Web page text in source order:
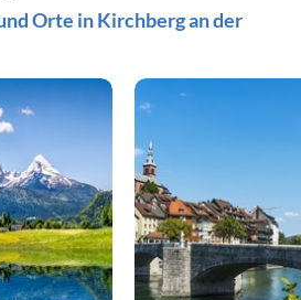
Orte in Kirchberg an der